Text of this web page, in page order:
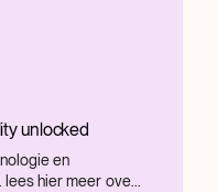
unlocked
en
hier meer ove...